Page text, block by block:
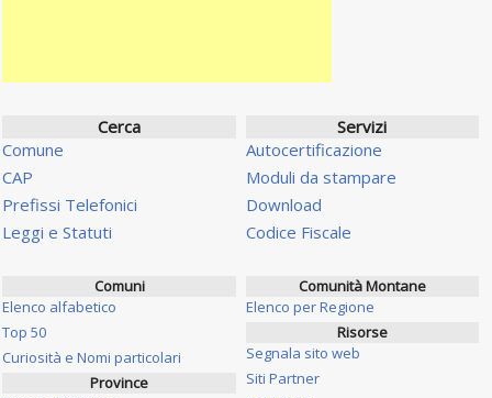
Cerca
Comune
CAP
Prefissi Telefonici
Leggi e Statuti
Servizi
Autocertificazione
Moduli da stampare
Download
Codice Fiscale
Comuni
Elenco alfabetico
Top 50
Curiosità e Nomi particolari
Province
Comunità Montane
Elenco per Regione
Risorse
Segnala sito web
Siti Partner